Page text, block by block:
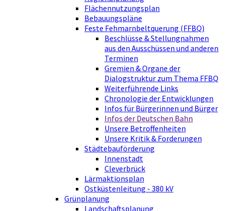
Flächennutzungsplan
Bebauungspläne
Feste Fehmarnbeltquerung (FFBQ)
Beschlüsse & Stellungnahmen
aus den Ausschüssen und anderen
Terminen
Gremien & Organe der
Dialogstruktur zum Thema FFBQ
Weiterführende Links
Chronologie der Entwicklungen
Infos für Bürgerinnen und Bürger
Infos der Deutschen Bahn
Unsere Betroffenheiten
Unsere Kritik & Forderungen
Städtebauförderung
Innenstadt
Cleverbrück
Lärmaktionsplan
Ostküstenleitung - 380 kV
Grünplanung
Landschaftsplanung